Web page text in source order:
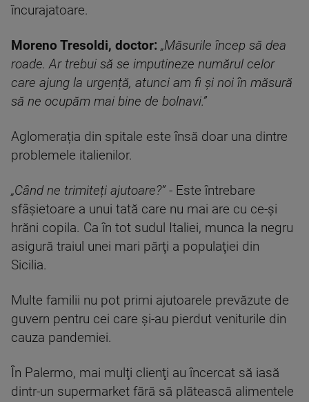
încurajatoare.
Moreno Tresoldi, doctor: „Măsurile încep să dea
roade. Ar trebui să se imputineze numărul celor
care ajung la urgență, atunci am fi și noi în măsură
să ne ocupăm mai bine de bolnavi.”
Aglomerația din spitale este însă doar una dintre
problemele italienilor.
„Când ne trimiteți ajutoare?” - Este întrebare
sfâșietoare a unui tată care nu mai are cu ce-și
hrăni copila. Ca în tot sudul Italiei, munca la negru
asigură traiul unei mari părţi a populaţiei din
Sicilia.
Multe familii nu pot primi ajutoarele prevăzute de
guvern pentru cei care şi-au pierdut veniturile din
cauza pandemiei.
În Palermo, mai mulţi clienţi au încercat să iasă
dintr-un supermarket fără să plătească alimentele